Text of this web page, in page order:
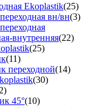
Ekoplastik(25)
вн/вн(3)
внутренняя(22)
(25)
(11)
переходной(14)
(30)
45°(10)